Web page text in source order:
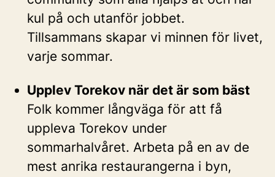
kul på och utanför jobbet.
Tillsammans skapar vi minnen för livet,
varje sommar.
Upplev Torekov när det är som bäst
Folk kommer långväga för att få
uppleva Torekov under
sommarhalvåret. Arbeta på en av de
mest anrika restaurangerna i byn,